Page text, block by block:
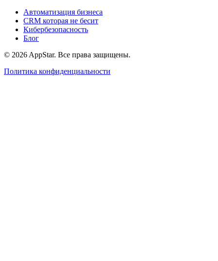
Автоматизация бизнеса
CRM которая не бесит
Кибербезопасность
Блог
© 2026 AppStar. Все права защищены.
Политика конфиденциальности